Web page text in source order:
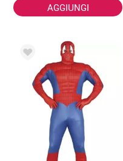
AGGIUNGI